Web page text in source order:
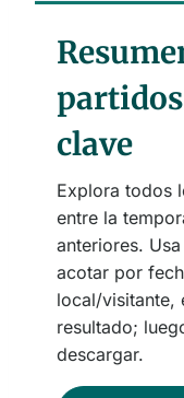
clave
Explora todos
entre la
anteriores.
acotar por
local/visitante,
resultado;
descargar.